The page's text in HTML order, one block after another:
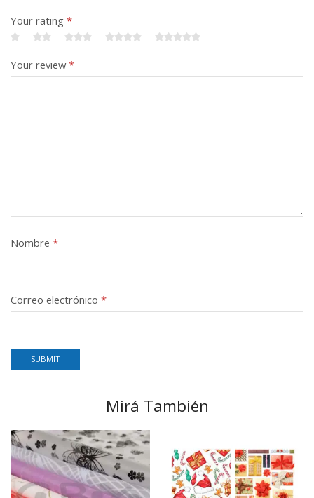
Your rating *
Your review*
Nombre *
Correo electrónico *
Mirá También